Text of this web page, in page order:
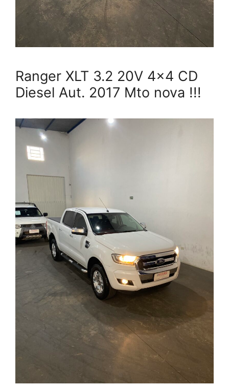
Ranger XLT 3.2 20V 4×4 CD
Diesel Aut. 2017 Mto nova !!!